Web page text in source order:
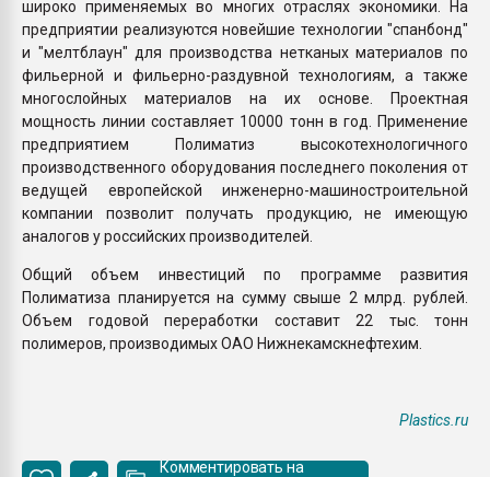
широко применяемых во многих отраслях экономики. На
предприятии реализуются новейшие технологии "спанбонд"
и "мелтблаун" для производства нетканых материалов по
фильерной и фильерно-раздувной технологиям, а также
многослойных материалов на их основе. Проектная
мощность линии составляет 10000 тонн в год. Применение
предприятием Полиматиз высокотехнологичного
производственного оборудования последнего поколения от
ведущей европейской инженерно-машиностроительной
компании позволит получать продукцию, не имеющую
аналогов у российских производителей.
Общий объем инвестиций по программе развития
Полиматиза планируется на сумму свыше 2 млрд. рублей.
Объем годовой переработки составит 22 тыс. тонн
полимеров, производимых ОАО Нижнекамскнефтехим.
Plastics.ru
Комментировать на